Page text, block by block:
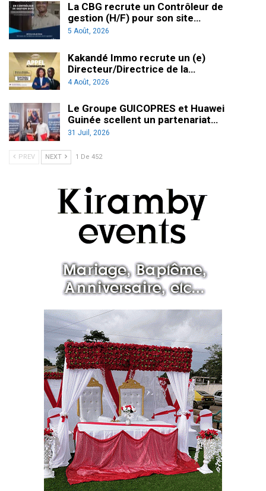
La CBG recrute un Contrôleur de
gestion (H/F) pour son site…
5 Août, 2026
Kakandé Immo recrute un (e)
Directeur/Directrice de la…
4 Août, 2026
Le Groupe GUICOPRES et Huawei
Guinée scellent un partenariat…
31 Juil, 2026
PREV NEXT 1 De 452